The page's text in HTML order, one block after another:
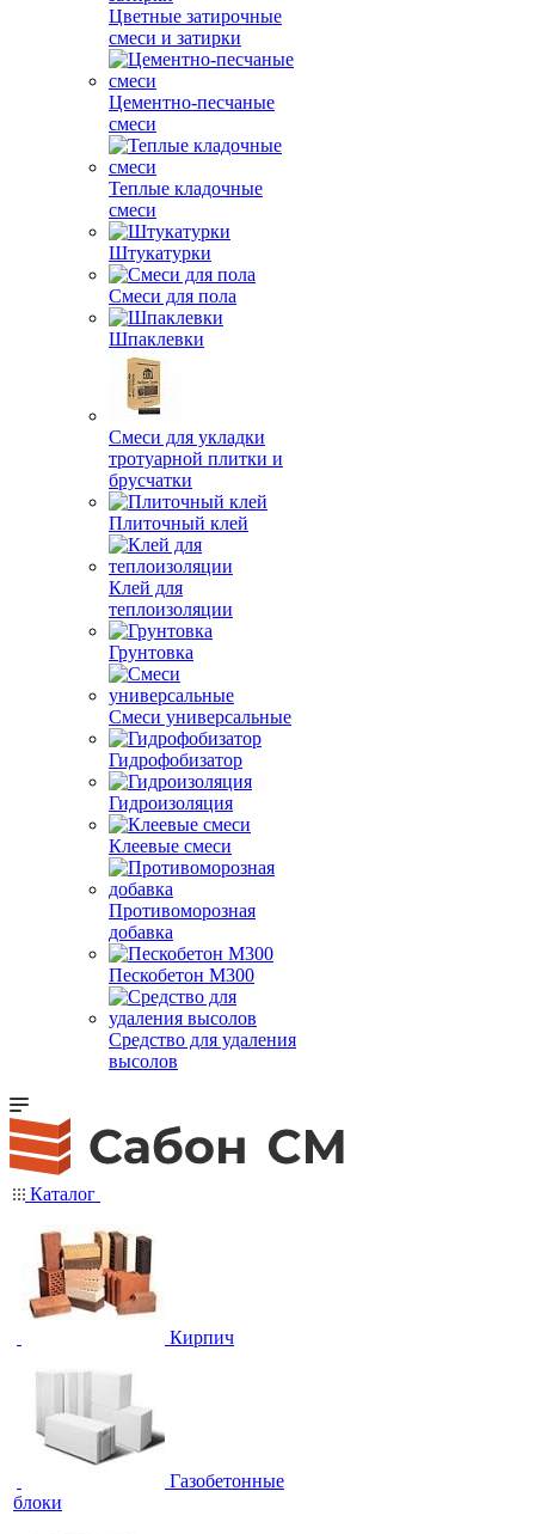
Цветные затирочные
смеси и затирки
Цементно-песчаные
смеси
Теплые кладочные
смеси
Штукатурки
Смеси для пола
Шпаклевки
Смеси для укладки
тротуарной плитки и
брусчатки
Плиточный клей
Клей для
теплоизоляции
Грунтовка
Смеси универсальные
Гидрофобизатор
Гидроизоляция
Клеевые смеси
Противоморозная
добавка
Пескобетон М300
Средство для удаления
высолов
Каталог
Кирпич
Газобетонные
блоки